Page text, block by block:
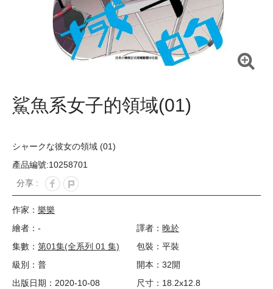
鯊魚系女子的領域(01)
シャークな彼女の領域 (01)
產品編號:10258701
分享 :
作家： 樂樂
繪者：-
譯者： 晚於
集數： 第01集(全系列 01 集)
包裝：平裝
級別：普
開本：32開
出版日期：2020-10-08
尺寸：18.2x12.8